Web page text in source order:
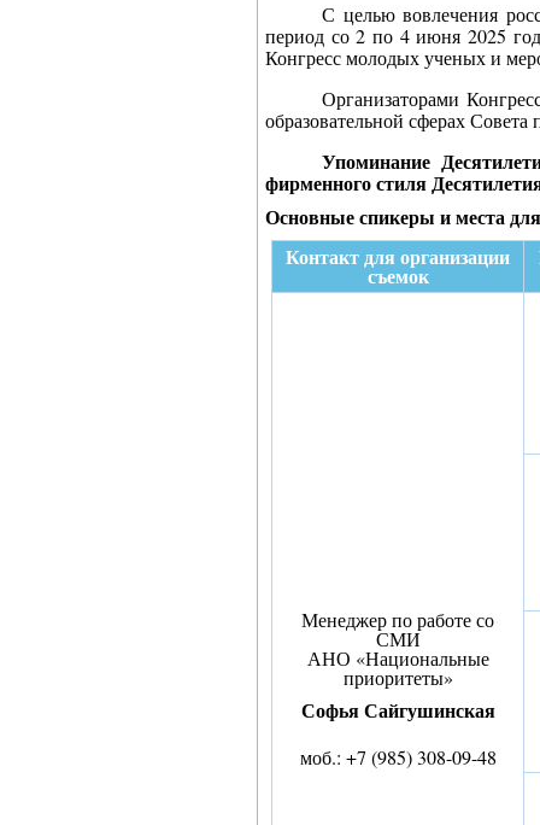
С целью вовлечения
период со 2 по 4 июня 2025
Конгресс молодых ученых и
Организаторами
образовательной сферах
Упоминание
фирменного стиля
Основные
Контакт для организации
съемок
Менеджер по работе со
СМИ
АНО «Национальные
приоритеты»
Софья Сайгушинская
моб.: +7 (985) 308-09-48